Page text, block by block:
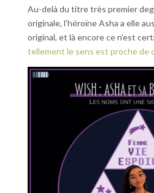
Au-delà du titre très premier
originale, l’héroïne Asha a elle
original, et là encore ce n’est
tellement le sens est proche de